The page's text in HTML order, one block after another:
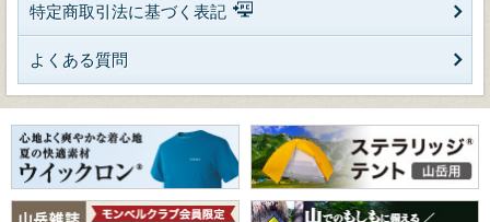
特定商取引法に基づく表記
よくある質問